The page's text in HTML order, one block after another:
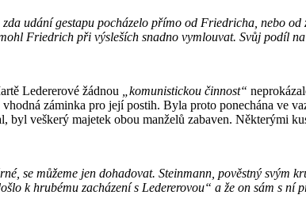
udání gestapu pocházelo přímo od Friedricha, nebo
Friedrich při výsleších snadno vymlouvat. Svůj podíl
Ledererové žádnou
„komunistickou činnost“
záminka pro její postih. Byla proto ponechána ve
byl veškerý majetek obou manželů zabaven. Některými
se můžeme jen dohadovat. Steinmann, pověstný svým
k hrubému zacházení s Ledererovou“ a že on sám s